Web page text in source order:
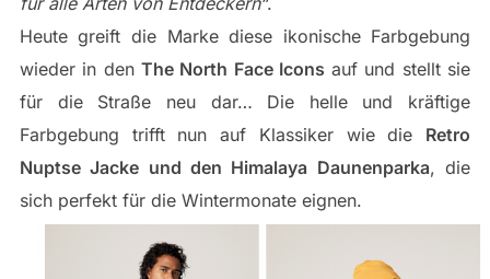
Heute greift die Marke diese ikonische Farbgebung
wieder in den The North Face Icons auf und stellt sie
für die Straße neu dar… Die helle und kräftige
Farbgebung trifft nun auf Klassiker wie die Retro
Nuptse Jacke und den Himalaya Daunenparka, die
sich perfekt für die Wintermonate eignen.